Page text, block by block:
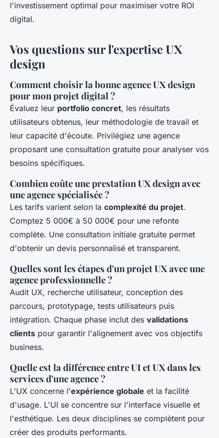
l'investissement optimal pour maximiser votre ROI
digital.
Vos questions sur l'expertise UX
design
Comment choisir la bonne agence UX design
pour mon projet digital ?
Évaluez leur portfolio concret, les résultats
utilisateurs obtenus, leur méthodologie de travail et
leur capacité d'écoute. Privilégiez une agence
proposant une consultation gratuite pour analyser vos
besoins spécifiques.
Combien coûte une prestation UX design avec
une agence spécialisée ?
Les tarifs varient selon la complexité du projet.
Comptez 5 000€ à 50 000€ pour une refonte
complète. Une consultation initiale gratuite permet
d'obtenir un devis personnalisé et transparent.
Quelles sont les étapes d'un projet UX avec une
agence professionnelle ?
Audit UX, recherche utilisateur, conception des
parcours, prototypage, tests utilisateurs puis
intégration. Chaque phase inclut des validations
clients pour garantir l'alignement avec vos objectifs
business.
Quelle est la différence entre UI et UX dans les
services d'une agence ?
L'UX concerne l'expérience globale et la facilité
d'usage. L'UI se concentre sur l'interface visuelle et
l'esthétique. Les deux disciplines se complètent pour
créer des produits performants.